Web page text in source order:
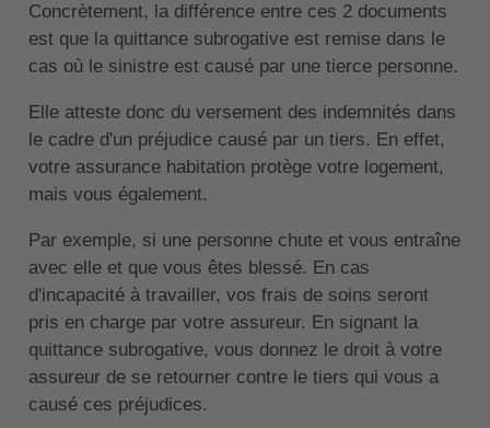
Concrètement, la différence entre ces 2 documents
est que la quittance subrogative est remise dans le
cas où le sinistre est causé par une tierce personne.
Elle atteste donc du versement des indemnités dans
le cadre d'un préjudice causé par un tiers. En effet,
votre assurance habitation protège votre logement,
mais vous également.
Par exemple, si une personne chute et vous entraîne
avec elle et que vous êtes blessé. En cas
d'incapacité à travailler, vos frais de soins seront
pris en charge par votre assureur. En signant la
quittance subrogative, vous donnez le droit à votre
assureur de se retourner contre le tiers qui vous a
causé ces préjudices.